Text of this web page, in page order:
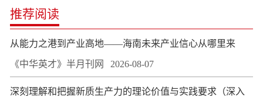
推荐阅读
从能力之港到产业高地——海南未来产业信心从哪里来
《中华英才》半月刊网 2026-08-07
深刻理解和把握新质生产力的理论价值与实践要求（深入